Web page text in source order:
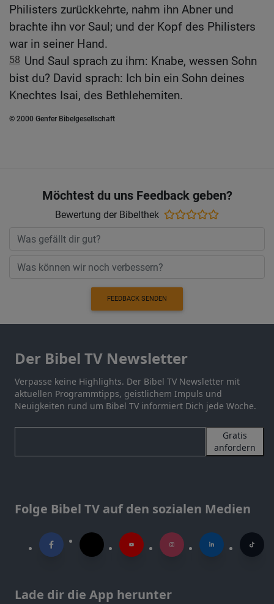
Philisters zurückkehrte, nahm ihn Abner und
brachte ihn vor Saul; und der Kopf des Philisters
war in seiner Hand.
58 Und Saul sprach zu ihm: Knabe, wessen Sohn
bist du? David sprach: Ich bin ein Sohn deines
Knechtes Isai, des Bethlehemiten.
© 2000 Genfer Bibelgesellschaft
Möchtest du uns Feedback geben?
Bewertung der Bibelthek
FEEDBACK SENDEN
Der Bibel TV Newsletter
Verpasse keine Highlights. Der Bibel TV Newsletter mit
aktuellen Programmtipps, geistlichem Impuls und
Neuigkeiten rund um Bibel TV informiert Dich jede Woche.
Gratis
anfordern
Folge Bibel TV auf den sozialen Medien
Lade dir die App herunter